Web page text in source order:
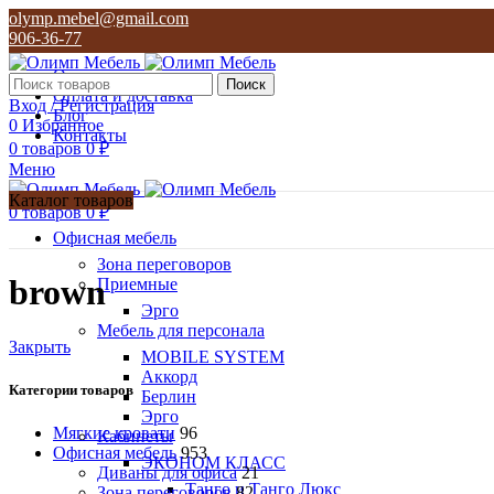
olymp.mebel@gmail.com
906-36-77
О нас
Оплата и доставка
Блог
Контакты
Поиск
Вход / Регистрация
0 Избранное
0 товаров 0₽
Меню
0товаров 0₽
Каталог товаров
Офисная мебель
Зона переговоров
Приемные
Эрго
Мебель для персонала
MOBILE SYSTEM
Аккорд
Берлин
Эрго
Кабинеты
ЭКОНОМ КЛАСС
Танго и Танго Люкс
brown
Закрыть
Категории товаров
Мягкие кровати 96
Офисная мебель 953
Диваны для офиса 21